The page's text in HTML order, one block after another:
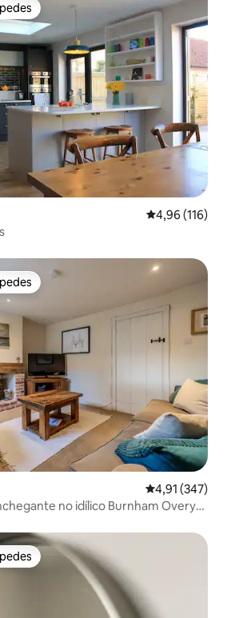
dos hóspedes
4,96 de uma
4,96 (116)
dos hóspedes
4,91 de uma
4,91 (347)
no idílico Burnham Overy
dos hóspedes